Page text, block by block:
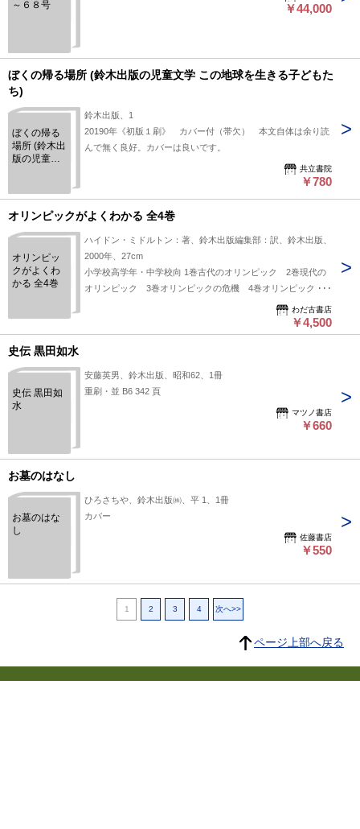
～６８号
￥44,000
ぼくの帰る場所 (鈴木出版の児童文学 この地球を生きる子どもた
ち)
ぼくの帰る
場所 (鈴木出
版の児童文
どもたち)
鈴木出版、1
20190年《初版１刷》 カバー付（帯欠） 本文自体は余り読
んで無く良好。カバーは良いです。
共立書院
￥780
オリンピックがよくわかる 全4巻
オリンピッ
クがよくわ
かる 全4巻
ハイドン・ミドルトン：著、鈴木出版編集部：訳、鈴木出版、
2000年、27cm
小学校高学年・中学校向 1巻古代のオリンピック 2巻現代の
オリンピック 3巻オリンピックの危機 4巻オリンピック・
感動の瞬間 1函4冊 函経年の傷み、本体は美本です。
わだ古書店
￥4,500
史伝 黒田如水
史伝 黒田如
水
安藤英男、鈴木出版、昭和62、1冊
重刷・並 B6 342 頁
マツノ書店
￥660
お墓のはなし
お墓のはな
し
ひろさちや、鈴木出版㈱、平 1、1冊
カバー
佐藤書店
￥550
1 2 3 4 次へ>>
ページ上部へ戻る